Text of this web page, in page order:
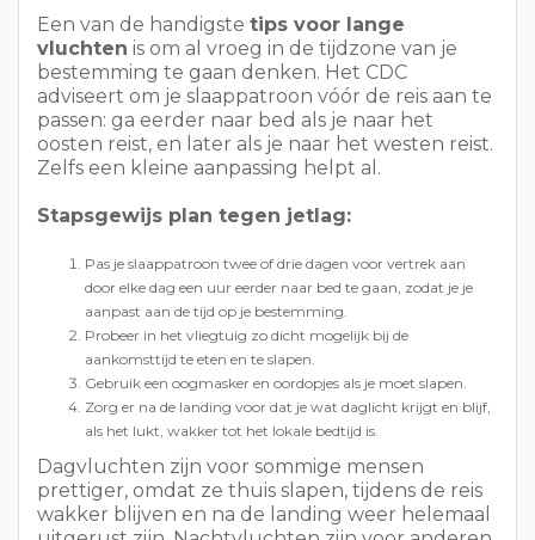
Stapsgewijs plan tegen jetlag:
Pas je slaappatroon twee of drie dagen voor vertrek aan
door elke dag een uur eerder naar bed te gaan, zodat je je
aanpast aan de tijd op je bestemming.
Probeer in het vliegtuig zo dicht mogelijk bij de
aankomsttijd te eten en te slapen.
Gebruik een oogmasker en oordopjes als je moet slapen.
Zorg er na de landing voor dat je wat daglicht krijgt en blijf,
als het lukt, wakker tot het lokale bedtijd is.
Dagvluchten zijn voor sommige mensen
prettiger, omdat ze thuis slapen, tijdens de reis
wakker blijven en na de landing weer helemaal
uitgerust zijn. Nachtvluchten zijn voor anderen
prettiger als ze weten dat ze in het vliegtuig
echt kunnen slapen. Wees eerlijk tegen jezelf
over welk type vlucht het beste bij je past.
De beste instelling is kalmte, niet perfectie. Je
hebt geen perfecte vlucht nodig. Je hebt
alleen een plan nodig dat de vlucht makkelijker
maakt dan de vorige keer.